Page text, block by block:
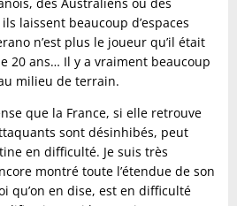
des Australiens ou des
laissent beaucoup d’espaces
n’est plus le joueur qu’il était
20 ans… Il y a vraiment beaucoup
milieu de terrain.
que la France, si elle retrouve
sont désinhibés, peut
en difficulté. Je suis très
montré toute l’étendue de son
qu’on en dise, est en difficulté